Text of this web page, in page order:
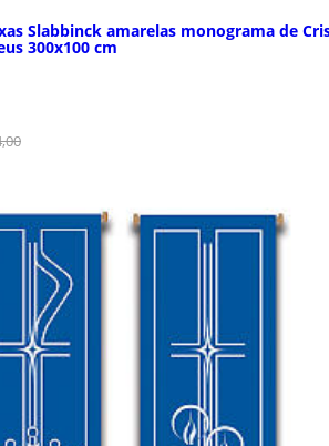
Slabbinck amarelas monograma de
300x100 cm